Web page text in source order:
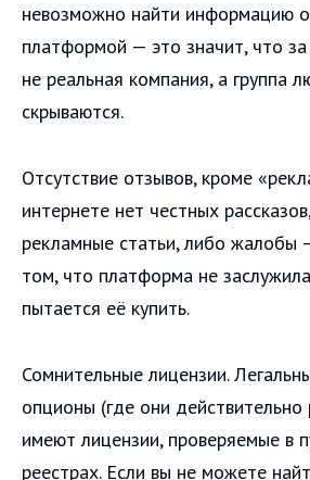
невозможно найти информацию
платформой — это значит, что
не реальная компания, а группа
скрываются.
Отсутствие отзывов, кроме
интернете нет честных
рекламные статьи, либо жалобы
том, что платформа не
пытается её купить.
Сомнительные лицензии.
опционы (где они
имеют лицензии, проверяемые в
реестрах. Если вы не можете